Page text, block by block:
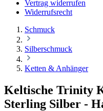
Vertrag widerrufen
Widerrufsrecht
Schmuck
Silberschmuck
Ketten & Anhänger
Keltische Trinity
Sterling Silber -